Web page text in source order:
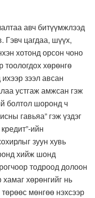
авч битүүмжлээд
Гэвч цагдаа, шүүх,
хотонд орсон чоно
хөрөнгө
зээл авсан
устгаж амжсан гэж
болтол шоронд ч
гавьяа” гэж үздэг
ийн
зуун хувь
хийж шонд
тодроод долоон
хөрөнгийг нь
мөнгөө нэхсээр